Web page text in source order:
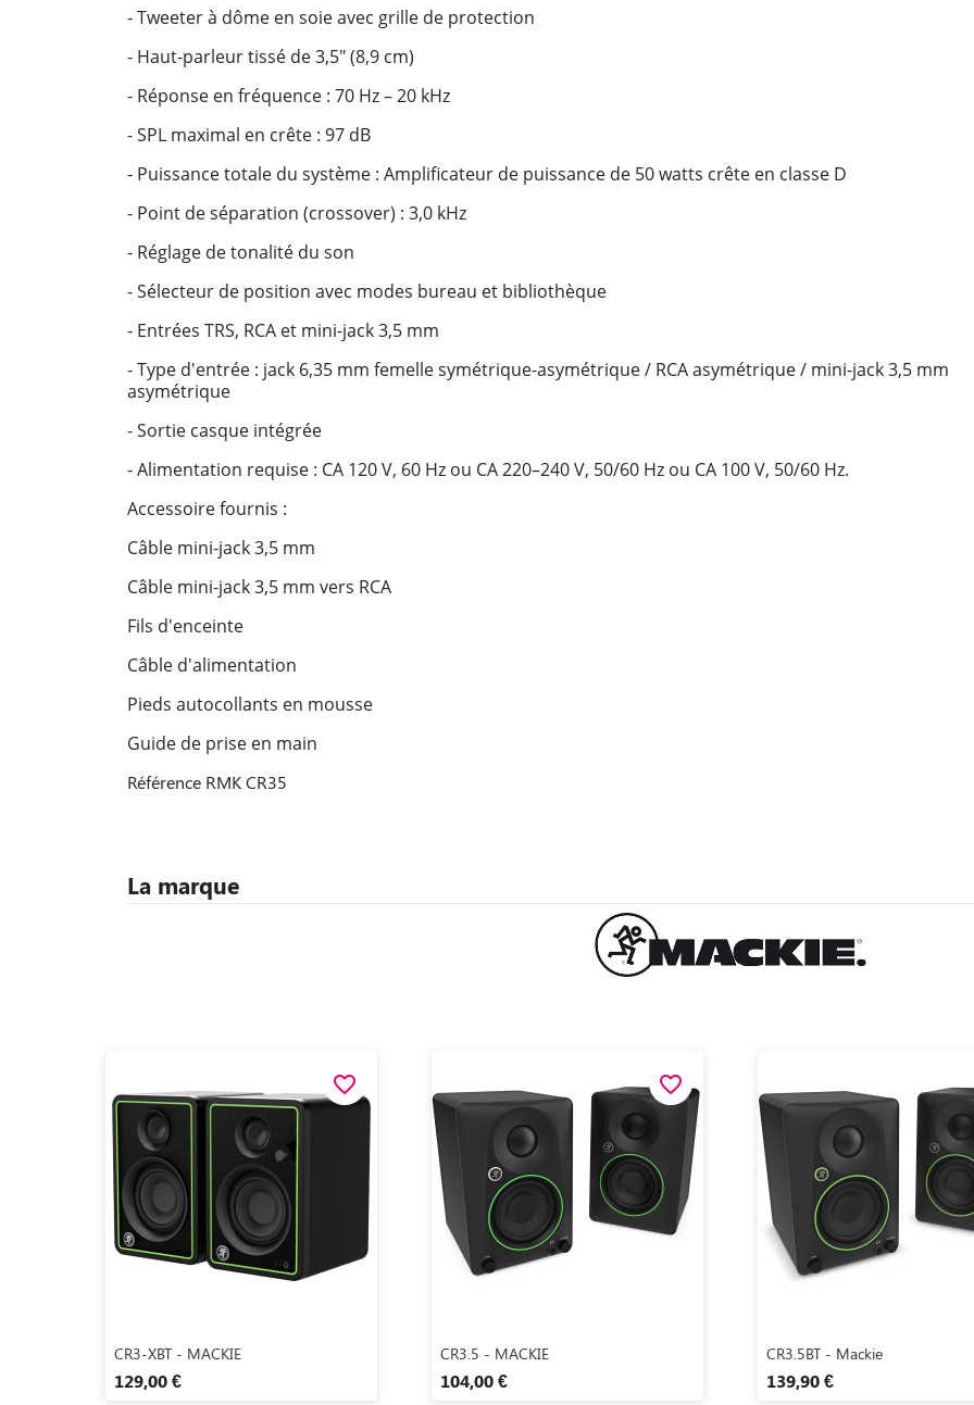
- Tweeter à dôme en soie avec grille de protection
- Haut-parleur tissé de 3,5" (8,9 cm)
- Réponse en fréquence : 70 Hz – 20 kHz
- SPL maximal en crête : 97 dB
- Puissance totale du système : Amplificateur de puissance de 50 watts crête en classe D
- Point de séparation (crossover) : 3,0 kHz
- Réglage de tonalité du son
- Sélecteur de position avec modes bureau et bibliothèque
- Entrées TRS, RCA et mini-jack 3,5 mm
- Type d'entrée : jack 6,35 mm femelle symétrique-asymétrique / RCA asymétrique / mini-jack 3,5 mm
asymétrique
- Sortie casque intégrée
- Alimentation requise : CA 120 V, 60 Hz ou CA 220–240 V, 50/60 Hz ou CA 100 V, 50/60 Hz.
Accessoire fournis :
Câble mini-jack 3,5 mm
Câble mini-jack 3,5 mm vers RCA
Fils d'enceinte
Câble d'alimentation
Pieds autocollants en mousse
Guide de prise en main
Référence RMK CR35
La marque
Aperçu rapide
CR3-XBT - MACKIE
129,00 €
favorite_border
Aperçu rapide
CR3.5 - MACKIE
104,00 €
favorite_border
 Aperçu rapide
CR3.5BT - Mackie
139,90 €